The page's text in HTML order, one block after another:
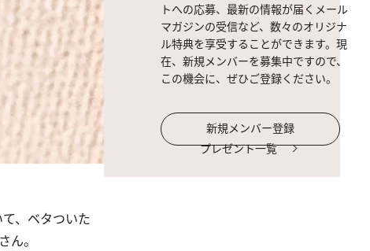
、ベタついた
ん。
トへの応募、最新の情報が届くメール
マガジンの受信など、数々のオリジナ
ル特典を享受することができます。現
在、新規メンバーを募集中ですので、
この機会に、ぜひご登録ください。
新規メンバー登録
プレゼント一覧